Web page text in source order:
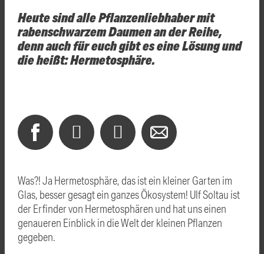
Heute sind alle Pflanzenliebhaber mit
rabenschwarzem Daumen an der Reihe,
denn auch für euch gibt es eine Lösung und
die heißt: Hermetosphäre.
Was?! Ja Hermetosphäre, das ist ein kleiner Garten im
Glas, besser gesagt ein ganzes Ökosystem! Ulf Soltau ist
der Erfinder von Hermetosphären und hat uns einen
genaueren Einblick in die Welt der kleinen Pflanzen
gegeben.